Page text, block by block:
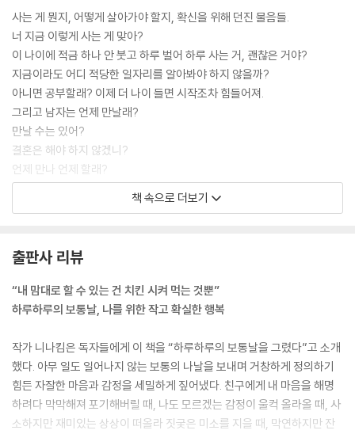
행복을 좇는 우리
냠냠 시간 까먹기
고민이 많을 때는?
하고 싶은 일
시간이 약
나중에는 오늘도
고민 꼬리 잡기
알려줘
못생긴 하루
무탈합니다
소비의 시대
마음이 초조해지는 소리
칼퇴 기원!
밤마다 찾아오는
5. 나의 새벽에게
새벽 세 시
속마음을 여는 일
사는 게 뭔지, 어떻게 살아가야 할지, 확신을 위해 던진 물음들.
너 지금 이렇게 사는 게 맞아?
이 나이에 적금 하나 안 붓고 하루 벌어 하루 사는 거, 괜찮은 거야?
지금이라도 어디 적당한 일자리를 알아봐야 하지 않을까?
아니면 공부할래? 이제 더 나이 들면 시작조차 힘들어져.
그리고 남자는 언제 만날래?
만날 수는 있어?
결혼은 해야 하지 않겠니?
언제 만나 언제 할래?
쏟아지는 물음에 확실히 대답할 수 있는 것이 하나도 없다.
한 가지 확실한 건 지금 나는 불완전하다는 것.
“아, 오늘도 한 일이 아무것도 없네….
계획대로라면 그림은 하나 더 그려야 했고,
운동도 하러 갔어야 했는데….”
오늘 그림은 내일로 토스.
빈둥빈둥 핸드폰만 들여다보니 어느덧 어둑한 밤.
거하게 과자 세 봉지를 곁들여 맥주 한 잔 마시고 운동은 생략.
생산적인 하루를 보내지 못했다는 죄책감이 내 발목에 족쇄를 채웠다.
그래도 어쩌겠어.
책 속으로 더보기
출판사 리뷰
“내 맘대로 할 수 있는 건 치킨 시켜 먹는 것뿐”
하루하루의 보통날, 나를 위한 작고 확실한 행복
작가 니나킴은 독자들에게 이 책을 “하루하루의 보통날을 그렸다”고 소개
했다. 아무 일도 일어나지 않는 보통의 나날을 보내며 거창하게 정의하기
힘든 자잘한 마음과 감정을 세밀하게 짚어냈다. 친구에게 내 마음을 해명
하려다 막막해져 포기해버릴 때, 나도 모르겠는 감정이 울컥 올라올 때, 사
소하지만 재미있는 상상이 떠올라 짓궂은 미소를 지을 때, 막연하지만 잔